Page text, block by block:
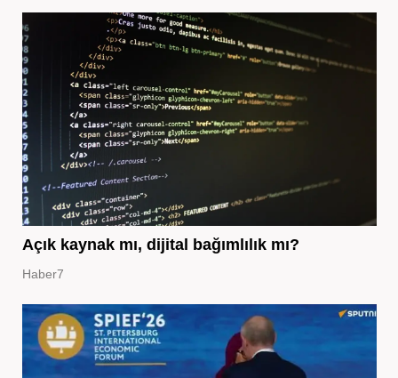
Açık kaynak mı, dijital bağımlılık mı?
Haber7